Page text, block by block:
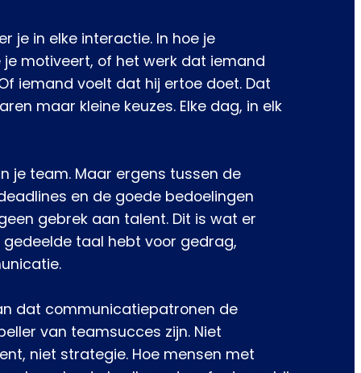
je in elke interactie. In hoe je
motiveert, of het werk dat iemand
iemand voelt dat hij ertoe doet. Dat
maar kleine keuzes. Elke dag, in elk
je team. Maar ergens tussen de
en de goede bedoelingen
gebrek aan talent. Dit is wat er
taal hebt voor gedrag,
dat communicatiepatronen de
van teamsucces zijn. Niet
niet strategie. Hoe mensen met